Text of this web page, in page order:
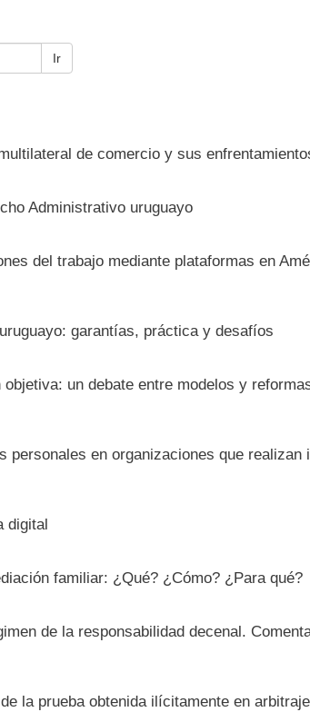
Ir
de comercio y sus
Administrativo uruguayo
del trabajo mediante plataformas en
garantías, práctica y desafíos
un debate entre modelos y
personales en organizaciones que realizan
digital
familiar: ¿Qué? ¿Cómo? ¿Para qué?
de la responsabilidad decenal.
la prueba obtenida ilícitamente en